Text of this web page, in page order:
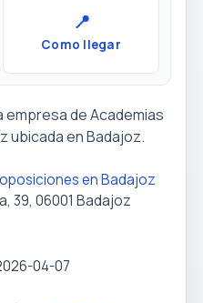
📍
Como llegar
de Academias
ubicada en Badajoz.
en Badajoz
39, 06001 Badajoz
04-07